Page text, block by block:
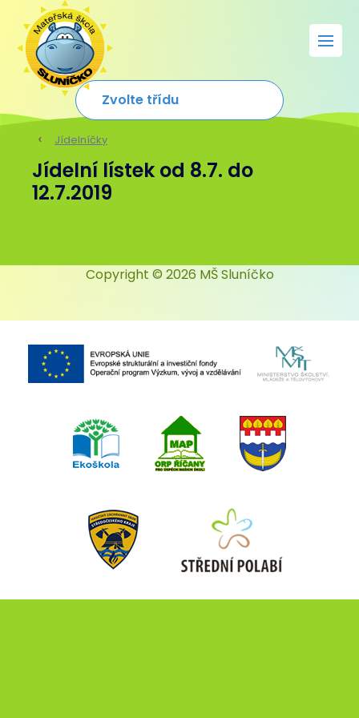
Jídelníčky
Jídelní lístek od 8.7. do
12.7.2019
Copyright © 2026 MŠ Sluníčko